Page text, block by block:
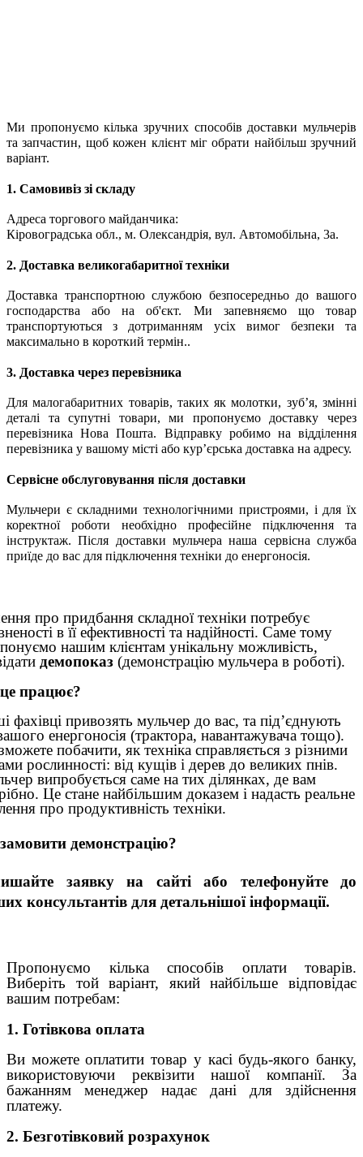
Ми пропонуємо кілька зручних способів доставки мульчерів
та запчастин, щоб кожен клієнт міг обрати найбільш зручний
варіант.
1. Самовивіз зі складу
Адреса торгового майданчика:
Кіровоградська обл., м. Олександрія, вул. Автомобільна, 3а.
2. Доставка великогабаритної техніки
Доставка транспортною службою безпосередньо до вашого
господарства або на об'єкт. Ми запевняємо що товар
транспортуються з дотриманням усіх вимог безпеки та
максимально в короткий термін..
3. Доставка через перевізника
Для малогабаритних товарів, таких як молотки, зуб’я, змінні
деталі та супутні товари, ми пропонуємо доставку через
перевізника Нова Пошта. Відправку робимо на відділення
перевізника у вашому місті або кур’єрська доставка на адресу.
Сервісне обслуговування після доставки
Мульчери є складними технологічними пристроями, і для їх
коректної роботи необхідно професійне підключення та
інструктаж. Після доставки мульчера наша сервісна служба
приїде до вас для підключення техніки до енергоносія.
про придбання складної техніки потребує
в її ефективності та надійності. Саме тому
нашим клієнтам унікальну можливість,
демопоказ (демонстрацію мульчера в роботі).
працює?
фахівці привозять мульчер до вас, та під’єднують
енергоносія (трактора, навантажувача тощо).
побачити, як техніка справляється з різними
рослинності: від кущів і дерев до великих пнів.
випробується саме на тих ділянках, де вам
Це стане найбільшим доказем і надасть реальне
про продуктивність техніки.
демонстрацію?
заявку на сайті або телефонуйте до
консультантів для детальнішої інформації.
Пропонуємо кілька способів оплати товарів.
Виберіть той варіант, який найбільше відповідає
вашим потребам:
1. Готівкова оплата
Ви можете оплатити товар у касі будь-якого банку,
використовуючи реквізити нашої компанії. За
бажанням менеджер надає дані для здійснення
платежу.
2. Безготівковий розрахунок